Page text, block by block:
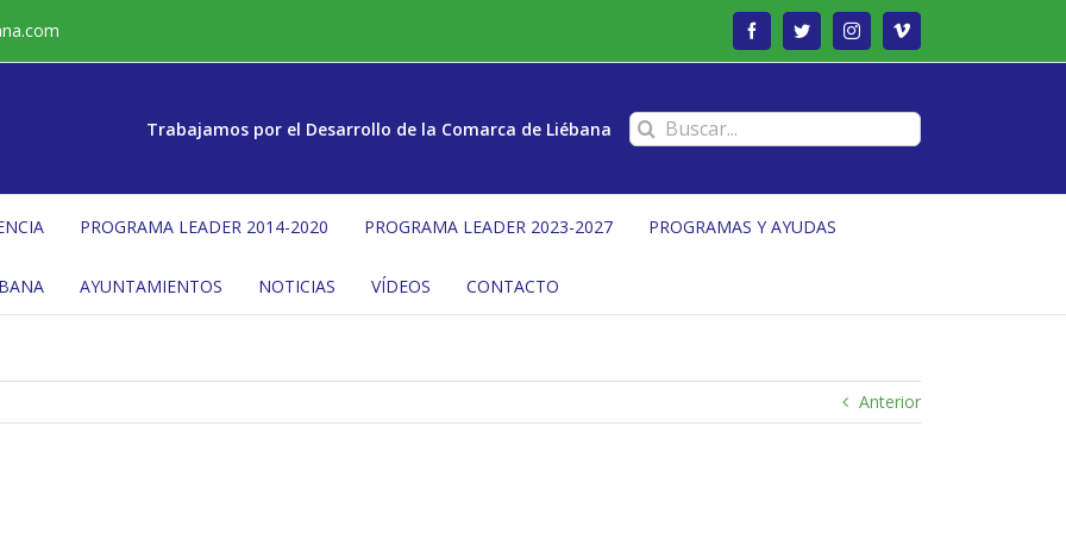
FacebookTwitterInstagramVimeo
Trabajamos por el Desarrollo de la Comarca de Liébana Buscar:
PROGRAMA LEADER 2014-2020 PROGRAMA LEADER 2023-2027 PROGRAMAS Y AYUDAS
AYUNTAMIENTOS NOTICIAS VÍDEOS CONTACTO
Anterior